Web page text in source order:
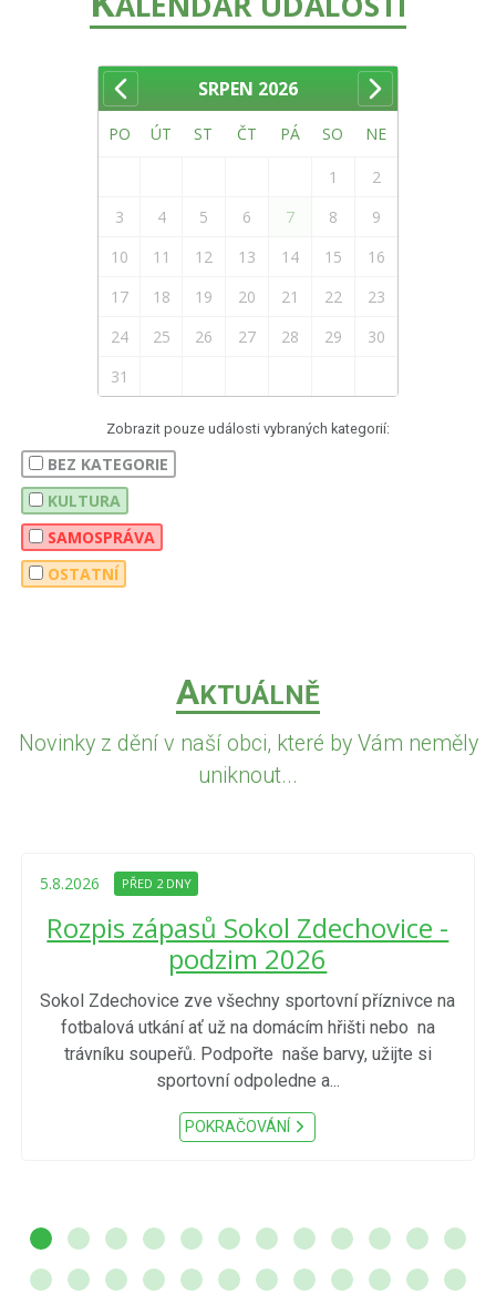
SRPEN 2026
PO ÚT ST ČT PÁ SO NE
1
2
3
4 5 6 7 8
9
10
11 12 13 14 15
16
17
18 19 20 21 22
23
24
25 26 27 28 29
30
31
Zobrazit pouze události vybraných kategorií:
BEZ KATEGORIE
KULTURA
SAMOSPRÁVA
OSTATNÍ
AKTUÁLNĚ
Novinky z dění v naší obci, které by Vám neměly
uniknout...
5.8.2026 PŘED 2 DNY
Rozpis zápasů Sokol Zdechovice -
podzim 2026
Sokol Zdechovice zve všechny sportovní příznivce na
fotbalová utkání ať už na domácím hřišti nebo na
trávníku soupeřů. Podpořte naše barvy, užijte si
sportovní odpoledne a...
POKRAČOVÁNÍ